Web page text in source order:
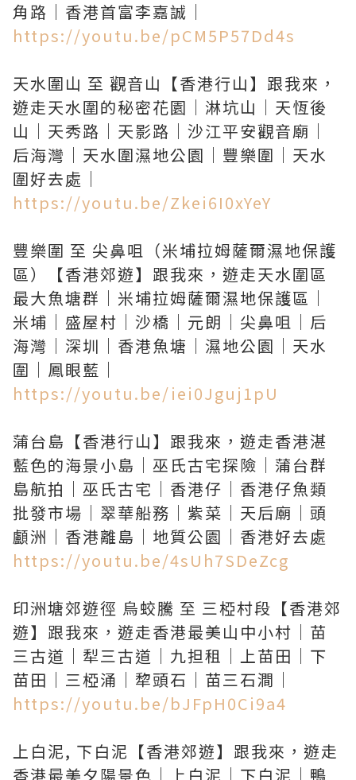
https://youtu.be/pCM5P57Dd4s
天水圍山 至 觀音山【香港行山】跟我來，
遊走天水圍的秘密花園｜淋坑山｜天恆後
山｜天秀路｜天影路｜沙江平安觀音廟｜
后海灣｜天水圍濕地公園｜豐樂圍｜天水
https://youtu.be/Zkei6I0xYeY
豐樂圍 至 尖鼻咀（米埔拉姆薩爾濕地保護
區）【香港郊遊】跟我來，遊走天水圍區
最大魚塘群｜米埔拉姆薩爾濕地保護區｜
米埔｜盛屋村｜沙橋｜元朗｜尖鼻咀｜后
海灣｜深圳｜香港魚塘｜濕地公園｜天水
https://youtu.be/iei0Jguj1pU
蒲台島【香港行山】跟我來，遊走香港湛
藍色的海景小島｜巫氏古宅探險｜蒲台群
島航拍｜巫氏古宅｜香港仔｜香港仔魚類
批發市場｜翠華船務｜紫菜｜天后廟｜頭
https://youtu.be/4sUh7SDeZcg
印洲塘郊遊徑 烏蛟騰 至 三椏村段【香港郊
遊】跟我來，遊走香港最美山中小村｜苗
三古道｜犁三古道｜九担租｜上苗田｜下
https://youtu.be/bJFpH0Ci9a4
上白泥, 下白泥【香港郊遊】跟我來，遊走
香港最美夕陽景色｜上白泥｜下白泥｜鴨